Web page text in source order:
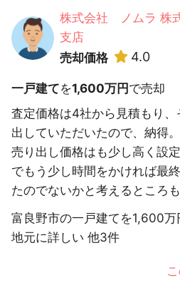
株式会社 ノムラ 株
支店
売却価格
4.0
一戸建てを1,600万円 で売却
査定価格は4社から見積もり
出していただいたので、納得。
売り出し価格はも少し高く設
でもう少し時間をかければ最
たのでないかと考えるところも
富良野市の一戸建てを1,600
地元に詳しい 他3件